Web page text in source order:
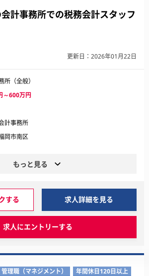
計事務所での税務会計スタッフ
更新日：2026年01月22日
所（全般）
～600万円
計事務所
岡市南区
もっと見る
する 求人詳細を見る
求人にエントリーする
管理職（マネジメント）
年間休日120日以上